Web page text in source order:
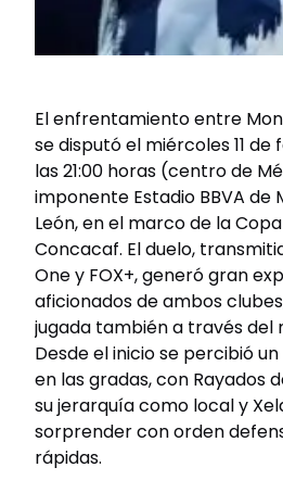
El enfrentamiento entre
se disputó el miércoles 11
las 21:00 horas (centro de
imponente Estadio BBVA de
León, en el marco de la
Concacaf. El duelo,
One y FOX+, generó gran
aficionados de ambos
jugada también a través del
Desde el inicio se percibió
en las gradas, con Rayados
su jerarquía como local y
sorprender con orden
rápidas.